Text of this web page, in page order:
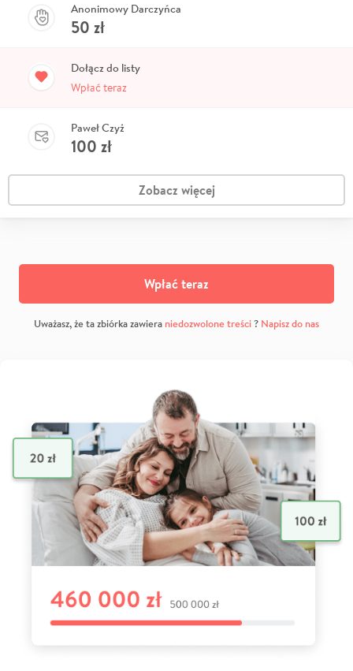
Anonimowy Darczyńca
50 zł
Dołącz do listy
Wpłać teraz
Paweł Czyż
100 zł
Zobacz więcej
Wpłać teraz
Uważasz, że ta zbiórka zawiera niedozwolone treści? Napisz do nas